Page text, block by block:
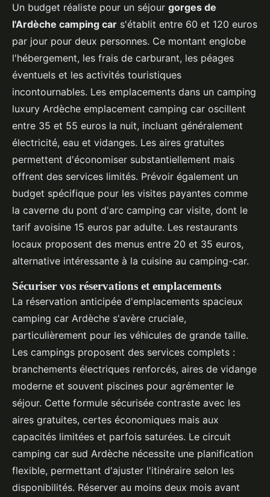
Un budget réaliste pour un séjour gorges de
l'Ardèche camping car s'établit entre 60 et 120 euros
par jour pour deux personnes. Ce montant englobe
l'hébergement, les frais de carburant, les péages
éventuels et les activités touristiques
incontournables. Les emplacements dans un camping
luxury Ardèche emplacement camping car oscillent
entre 35 et 55 euros la nuit, incluant généralement
électricité, eau et vidanges. Les aires gratuites
permettent d'économiser substantiellement mais
offrent des services limités. Prévoir également un
budget spécifique pour les visites payantes comme
la caverne du pont d'arc camping car visite, dont le
tarif avoisine 15 euros par adulte. Les restaurants
locaux proposent des menus entre 20 et 35 euros,
alternative intéressante à la cuisine au camping-car.
Sécuriser vos réservations et emplacements
La réservation anticipée d'emplacements spacieux
camping car Ardèche s'avère cruciale,
particulièrement pour les véhicules de grande taille.
Les campings proposent des services complets :
branchements électriques renforcés, aires de vidange
moderne et souvent piscines pour agrémenter le
séjour. Cette formule sécurisée contraste avec les
aires gratuites, certes économiques mais aux
capacités limitées et parfois saturées. Le circuit
camping car sud Ardèche nécessite une planification
flexible, permettant d'ajuster l'itinéraire selon les
disponibilités. Réserver au moins deux mois avant